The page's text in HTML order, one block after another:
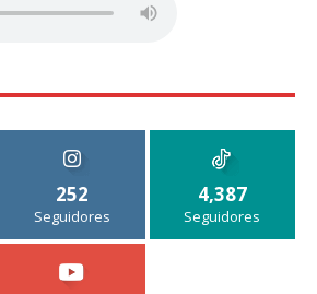
252
Seguidores
4,387
Seguidores